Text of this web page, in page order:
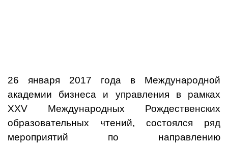
26 января 2017 года в Международной
академии бизнеса и управления в рамках
XXV Международных Рождественских
образовательных чтений, состоялся ряд
мероприятий по направлению